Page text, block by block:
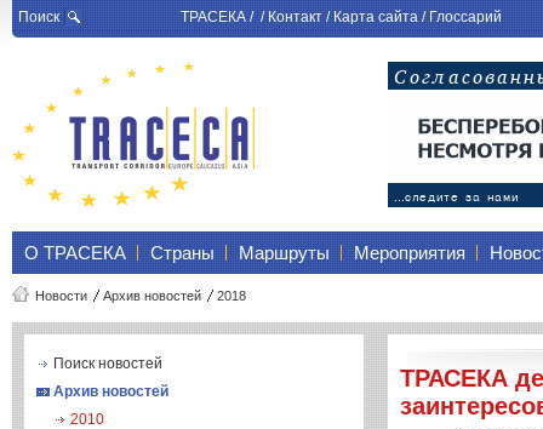
Поиск ТРАСЕКА/ /Контакт/Карта сайта/Глоссарий
О ТРАСЕКА Страны Маршруты Мероприятия
Новости Архив новостей 2018
Поиск новостей
Архив новостей
2010
ТРАСЕКА